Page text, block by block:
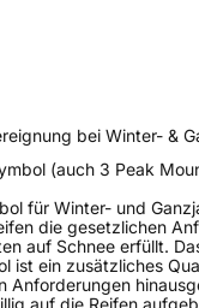
Heze City 274400,
China,
bei Winter- &
(auch 3 Peak
für Winter- und
die gesetzlichen
auf Schnee erfüllt.
ist ein zusätzliches
Anforderungen